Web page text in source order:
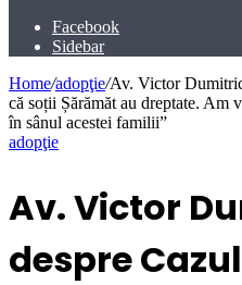
Facebook
Sidebar
Home/adopţie/Av. Victor
că soții Șărămăt au dreptate. Am
în sânul acestei familii”
adopţie
Av. Victor
despre